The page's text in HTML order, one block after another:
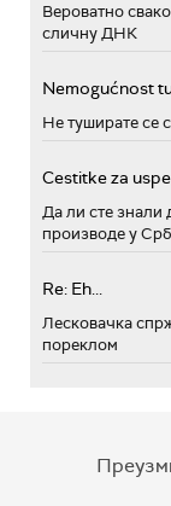
Вероватно
сличну ДНК
Nemogućnost
Не туширате се
Cestitke za
Да ли сте знали
производе у
Re: Eh...
Лесковачка
пореклом